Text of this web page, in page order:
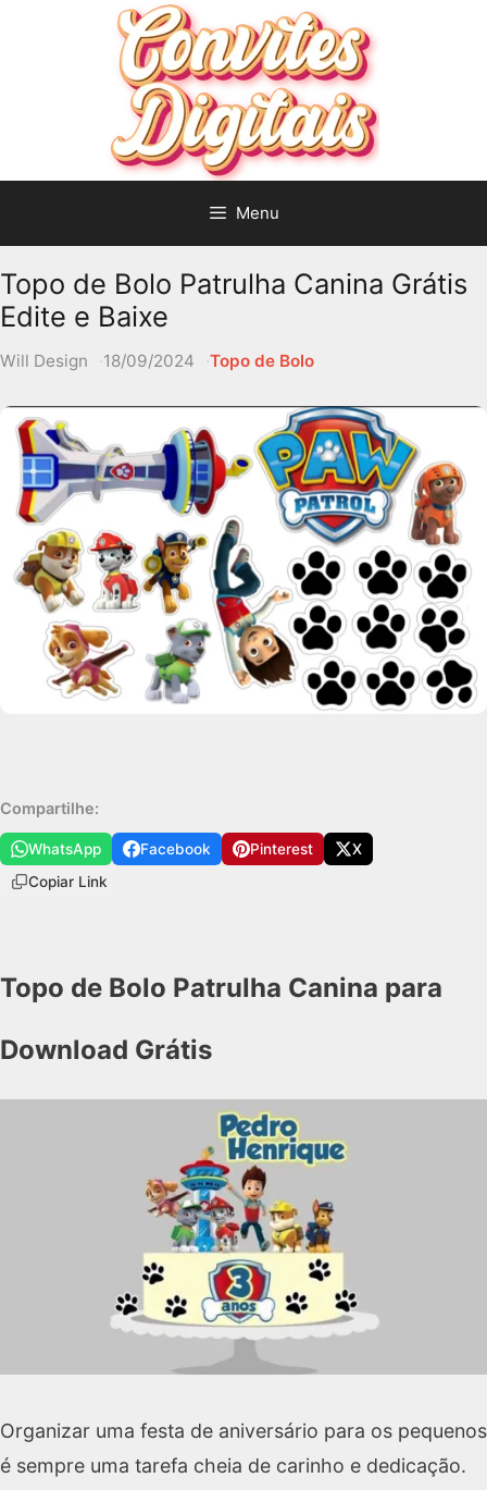
Menu
Topo de Bolo Patrulha Canina Grátis
Edite e Baixe
Will Design 18/09/2024 Topo de Bolo
Compartilhe:
WhatsApp Facebook Pinterest
X
Copiar Link
Topo de Bolo Patrulha Canina para
Download Grátis
Organizar uma festa de aniversário para os pequenos
é sempre uma tarefa cheia de carinho e dedicação.